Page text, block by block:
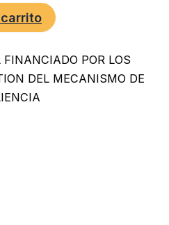
POR LOS
DEL MECANISMO DE